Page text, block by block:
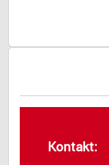
Kontakt: